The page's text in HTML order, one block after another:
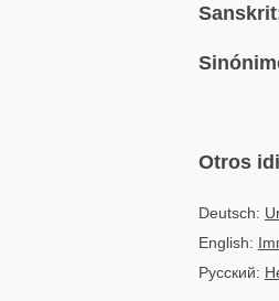
Otros
Deutsch:
English:
Русский: